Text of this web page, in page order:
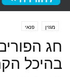
מגזין פנאי
חג
בהיכל